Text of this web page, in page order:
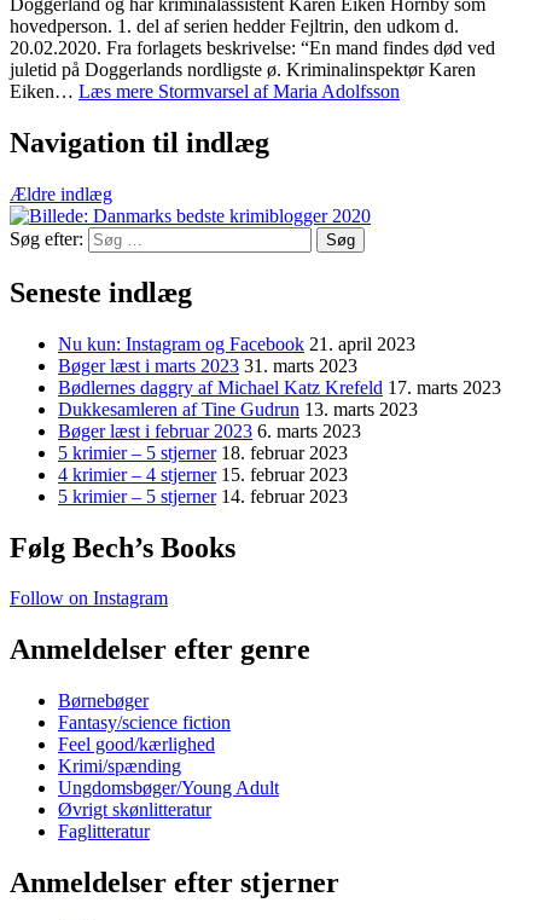
Doggerland og har kriminalassistent Karen Eiken Hornby som
hovedperson. 1. del af serien hedder Fejltrin, den udkom d.
20.02.2020. Fra forlagets beskrivelse: “En mand findes død ved
juletid på Doggerlands nordligste ø. Kriminalinspektør Karen
Eiken… Læs mere Stormvarsel af Maria Adolfsson
Navigation til indlæg
Ældre indlæg
Søg efter:
Seneste indlæg
Nu kun: Instagram og Facebook 21. april 2023
Bøger læst i marts 2023 31. marts 2023
Bødlernes daggry af Michael Katz Krefeld 17. marts 2023
Dukkesamleren af Tine Gudrun 13. marts 2023
Bøger læst i februar 2023 6. marts 2023
5 krimier – 5 stjerner 18. februar 2023
4 krimier – 4 stjerner 15. februar 2023
5 krimier – 5 stjerner 14. februar 2023
Følg Bech’s Books
Follow on Instagram
Anmeldelser efter genre
Børnebøger
Fantasy/science fiction
Feel good/kærlighed
Krimi/spænding
Ungdomsbøger/Young Adult
Øvrigt skønlitteratur
Faglitteratur
Anmeldelser efter stjerner